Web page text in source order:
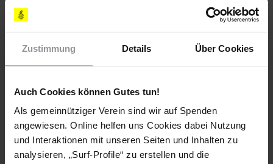
Zustimmung Details Über Cookies
Auch Cookies können Gutes tun!
Als gemeinnütziger Verein sind wir auf Spenden
angewiesen. Online helfen uns Cookies dabei Nutzung
und Interaktionen mit unseren Seiten und Inhalten zu
analysieren, „Surf-Profile“ zu erstellen und die
und stellen Sie die Verantwortlichen vor Gericht.
Strafverteidiger_innen ihrer Arbeit nachgehen können,
ohne dabei von irgendjemandem, einschließlich von
eingeschüchtert, behindert oder schikaniert zu werden.
[APPELLE AN]
INNEN- und JUSTIZMINISTERIN